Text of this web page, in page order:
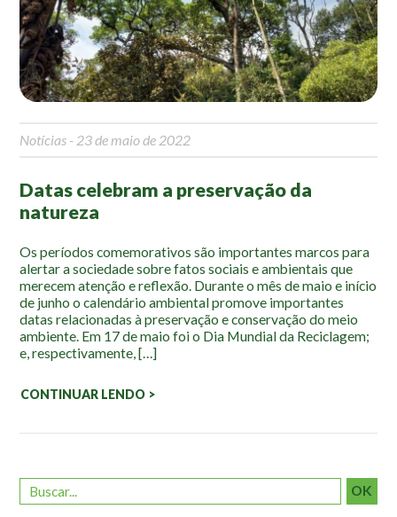
Mapa Ilustrado
Fauna e Flora
Aranhas
Palmeira Juçara
Borboletas
Cambuci
Liquens
Tucano do Bico Verde
Atividades
Escolas e Universidades
Trilhas
Inclusão Social
Notícias - 23 de maio de 2022
Datas celebram a preservação da
natureza
Os períodos comemorativos são importantes marcos para
alertar a sociedade sobre fatos sociais e ambientais que
merecem atenção e reflexão. Durante o mês de maio e início
de junho o calendário ambiental promove importantes
datas relacionadas à preservação e conservação do meio
ambiente. Em 17 de maio foi o Dia Mundial da Reciclagem;
e, respectivamente, […]
CONTINUAR LENDO >
OK